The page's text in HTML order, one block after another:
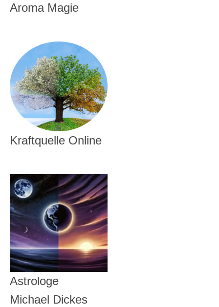
Aroma Magie
Kraftquelle Online
Astrologe
Michael Dickes